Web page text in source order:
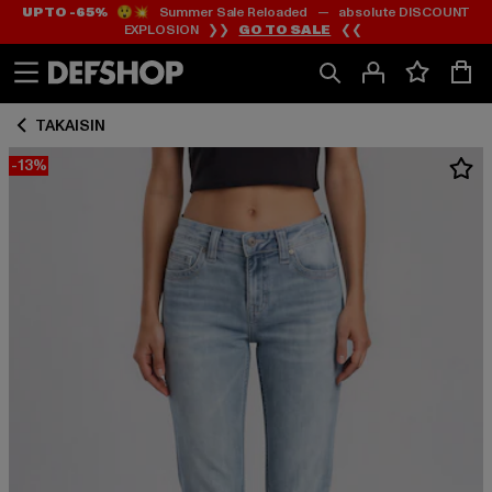
Siirry
Sisältö
Siirry
Footer
UP TO -65%😲💥 Summer Sale Reloaded — absolute DISCOUNT
EXPLOSION ❯❯ GO TO SALE ❮❮
TAKAISIN
-13%